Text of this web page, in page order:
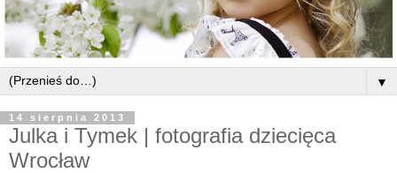
▼
14 sierpnia 2013
Julka i Tymek | fotografia dziecięca
Wrocław